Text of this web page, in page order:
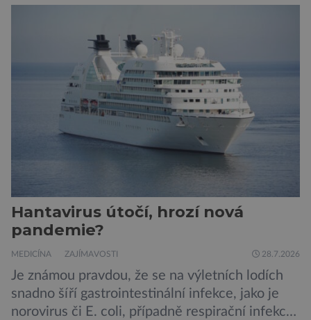
jednou rozhodnout o zdraví jeho dítěte. Právě
to je případ řady dědičných onemocnění,
například cystické fibrózy, […]
Hantavirus útočí, hrozí nová
pandemie?
MEDICÍNA ZAJÍMAVOSTI 28.7.2026
Je známou pravdou, že se na výletních lodích
snadno šíří gastrointestinální infekce, jako je
norovirus či E. coli, případně respirační infekce,